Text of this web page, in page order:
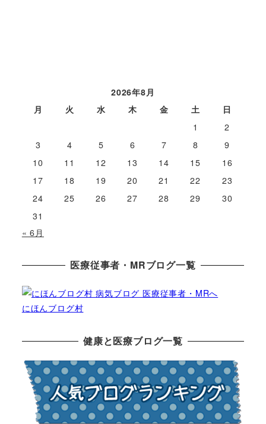
2026年8月
月
火 水 木 金 土
日
1
2
3
4 5 6 7 8
9
10
11 12 13 14 15
16
17
18 19 20 21 22
23
24
25 26 27 28 29
30
31
« 6月
医療従事者・MRブログ一覧
にほんブログ村
健康と医療ブログ一覧